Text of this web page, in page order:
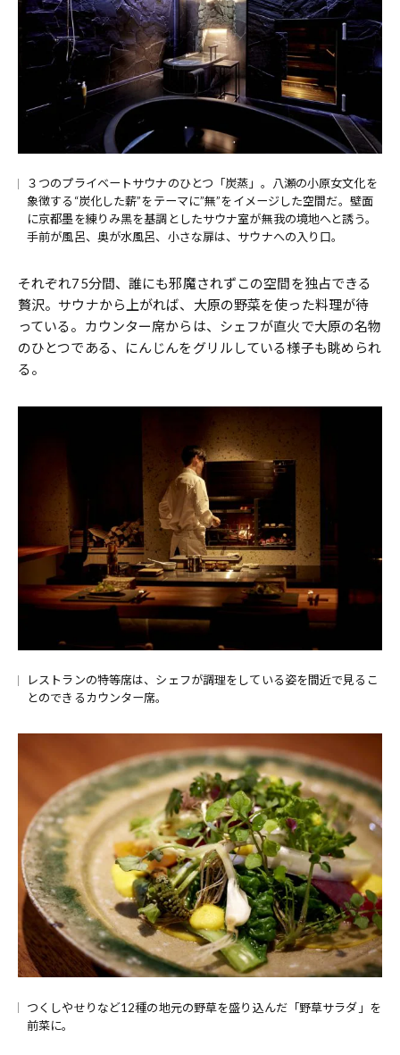
３つのプライベートサウナのひとつ「炭蒸」。八瀬の小原女文化を
象徴する“炭化した薪”をテーマに”無”をイメージした空間だ。壁面
に京都墨を練りみ黑を基調としたサウナ室が無我の境地へと誘う。
手前が風呂、奥が水風呂、小さな扉は、サウナへの入り口。
それぞれ75分間、誰にも邪魔されずこの空間を独占できる
贅沢。サウナから上がれば、大原の野菜を使った料理が待
っている。カウンター席からは、シェフが直火で大原の名物
のひとつである、にんじんをグリルしている様子も眺められ
る。
レストランの特等席は、シェフが調理をしている姿を間近で見るこ
とのできるカウンター席。
つくしやせりなど12種の地元の野草を盛り込んだ「野草サラダ」を
前菜に。